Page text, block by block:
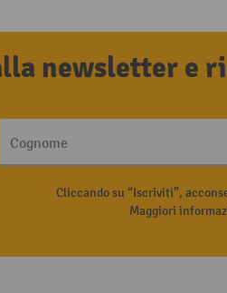
newsletter e
Cognome
Cliccando su “Iscriviti”,
Maggiori